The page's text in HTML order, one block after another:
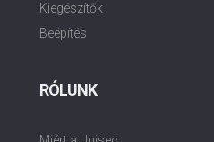
Kiegészítők
Beépítés
RÓLUNK